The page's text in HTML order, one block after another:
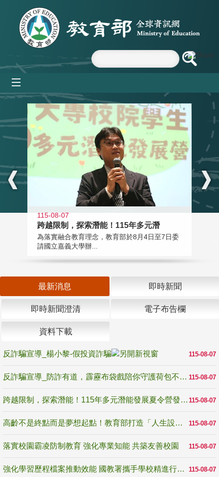
跳到主要內容區塊
:::
115-08-07
跨越限制，探索潛能！115年多元潛
為落實融合教育理念，教育部於8月4日至7日委
請國立嘉義大學辦...
最新消息 即時新聞
即時新聞澄清 電子布告欄
資料下載
115-08-07
反詐騙宣導_楊小黎-假投資詐騙
115-08-07
反詐騙宣導_防詐有道，霹靂布袋戲陪你守護荷包不受騙
115-08-07
跨越限制，探索潛能！115年多元潛能發展夏令營發掘生命無限可能
115-08-07
高齡不是終點而是夢想起點！教育部打造「人生設計夢工場」 參展第3屆高齡健康產業博覽會
115-08-07
落實校園霸凌防制教育 強化專業知能 共築友善校園
115-08-07
強化學習歷程檔案推動效能 國教署攜手學校精進行政與教學支持